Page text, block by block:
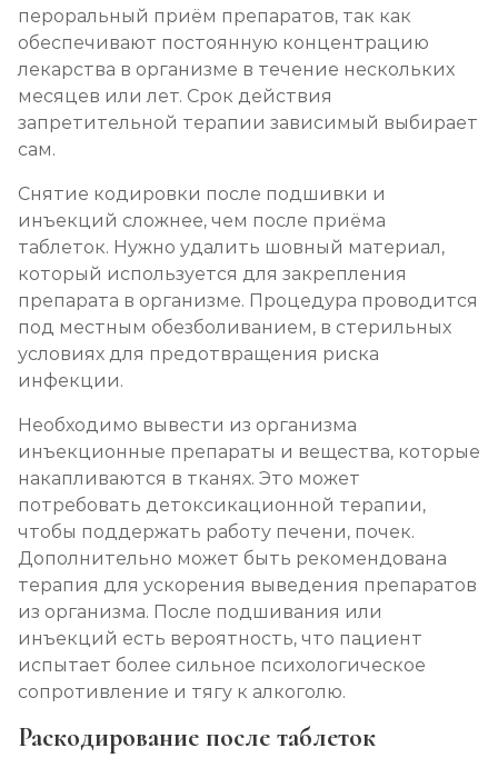
пероральный приём препаратов, так как
обеспечивают постоянную концентрацию
лекарства в организме в течение нескольких
месяцев или лет. Срок действия
запретительной терапии зависимый выбирает
сам.
Снятие кодировки после подшивки и
инъекций сложнее, чем после приёма
таблеток. Нужно удалить шовный материал,
который используется для закрепления
препарата в организме. Процедура проводится
под местным обезболиванием, в стерильных
условиях для предотвращения риска
инфекции.
Необходимо вывести из организма
инъекционные препараты и вещества, которые
накапливаются в тканях. Это может
потребовать детоксикационной терапии,
чтобы поддержать работу печени, почек.
Дополнительно может быть рекомендована
терапия для ускорения выведения препаратов
из организма. После подшивания или
инъекций есть вероятность, что пациент
испытает более сильное психологическое
сопротивление и тягу к алкоголю.
Раскодирование после таблеток